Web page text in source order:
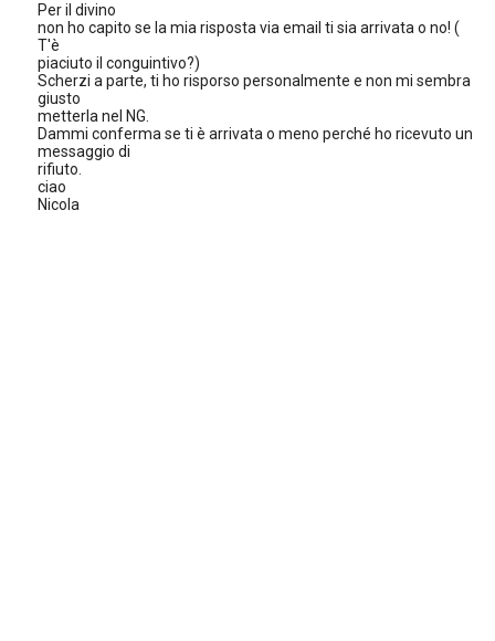
Per il divino
non ho capito se la mia risposta via email ti sia arrivata o no! (
T'è
piaciuto il conguintivo?)
Scherzi a parte, ti ho risporso personalmente e non mi sembra
giusto
metterla nel NG.
Dammi conferma se ti è arrivata o meno perché ho ricevuto un
messaggio di
rifiuto.
ciao
Nicola